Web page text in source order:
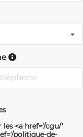
les <a href='/cgu/'
politique-de-